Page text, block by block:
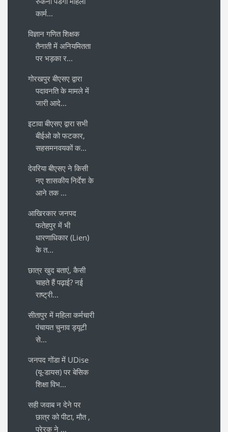
कार्म...
विज्ञान गणित शिक्षक
तैनाती में अनियमितता
पर भड़का र...
गोरखपुर बीएसए द्वारा
पदावनति के मामले में
जारी आदे...
इटावा बीएसए द्वारा सभी
बीईओ को फटकार,
सहसमनवयकों क...
देवरिया बीएसए ने किसी
नए शासकीय निर्देश के
आने तक ...
आखिरकार जनपद
फतेहपुर में भी
धारणाधिकार (Lien)
के त...
छात्र खुद बताएं, कैसी
चाहते हैं पढ़ाई? नई
राष्ट्री...
सीतापुर में महिला कर्मचारी
पंचायत चुनाव ड्यूटी
से...
जनपद गोंडा में UDise
(यू-डायस) पर बेसिक
शिक्षा विभ...
सही जवाब न देने पर
छात्र को पीटा, मौत ,
प्रेरक ने ...